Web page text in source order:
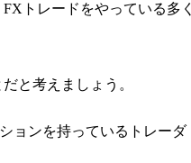
トレードをやっている多く
と考えましょう。
ョンを持っているトレーダ